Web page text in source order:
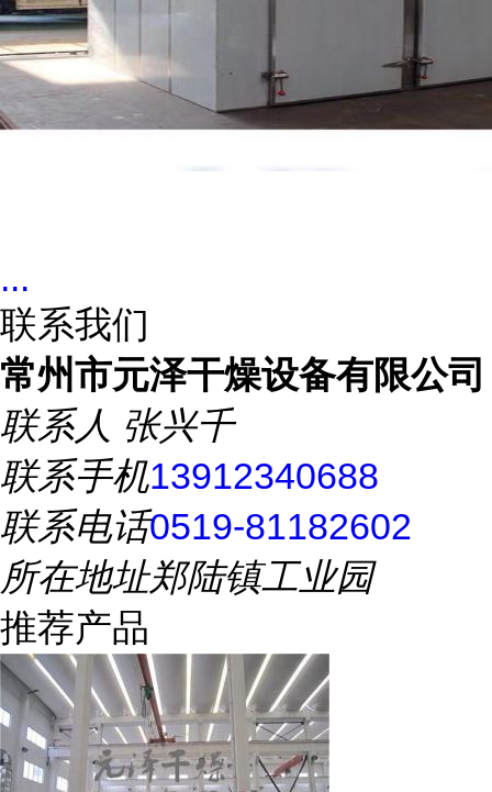
...
联系我们
常州市元泽干燥设备有限公司
联系人 张兴千
联系手机13912340688
联系电话0519-81182602
所在地址郑陆镇工业园
推荐产品